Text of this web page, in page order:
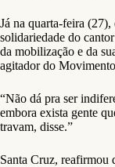
Já na quarta-feira (27),
solidariedade do
da mobilização e da
agitador do
“Não dá pra ser
embora exista gente
travam, disse.”
Santa Cruz, reafirmou